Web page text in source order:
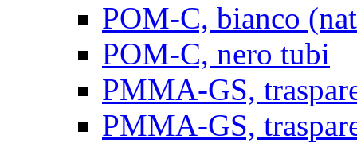
POM-C, bianco
POM-C, nero tubi
PMMA-GS,
PMMA-GS,